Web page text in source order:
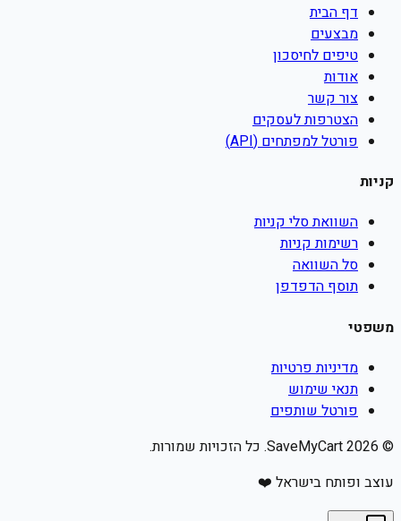
דף הבית
מבצעים
טיפים לחיסכון
אודות
צור קשר
הצטרפות לעסקים
פורטל למפתחים (API)
קניות
השוואת סלי קניות
רשימות קניות
סל השוואה
תוסף הדפדפן
משפטי
מדיניות פרטיות
תנאי שימוש
פורטל שותפים
©
2026
עוצב ופותח בישראל ❤️